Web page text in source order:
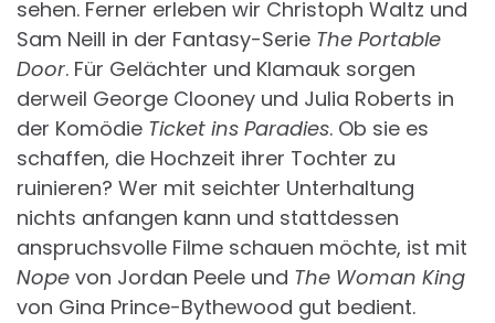
sehen. Ferner erleben wir Christoph Waltz und
Sam Neill in der Fantasy-Serie The Portable
Door. Für Gelächter und Klamauk sorgen
derweil George Clooney und Julia Roberts in
der Komödie Ticket ins Paradies. Ob sie es
schaffen, die Hochzeit ihrer Tochter zu
ruinieren? Wer mit seichter Unterhaltung
nichts anfangen kann und stattdessen
anspruchsvolle Filme schauen möchte, ist mit
Nope von Jordan Peele und The Woman King
von Gina Prince-Bythewood gut bedient.